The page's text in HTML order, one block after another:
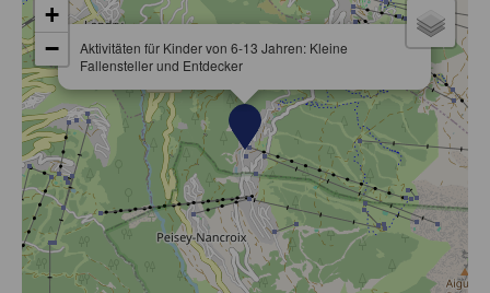
Aktivitäten für Kinder von 6-13 Jahren: Kleine
Fallensteller und Entdecker
+
−